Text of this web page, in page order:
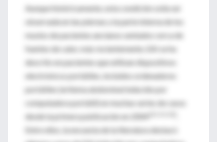
Aunque históricamente, esta condición solía ser
observada en las piernas y la parte interna de los
muslos de pacientes ancianos sentados cerca de
fuentes de calor, más recientemente, EAI se ha
descrito en pacientes que utilizan dispositivos
electrónicos portátiles, incluidos ordenadores
portátiles (eritema abdominal inducido por
computadora portátil) en muchas series de casos
desde la primera publicación en 2004
Entre ellos, la encuesta de la literatura destacó